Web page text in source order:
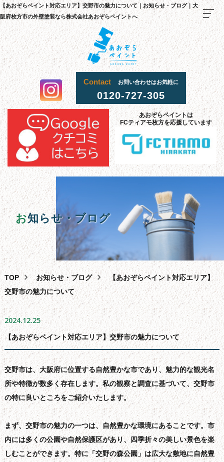
【あおぞらペイント対応エリア】交野市の魅力について｜お知らせ・ブログ｜大
阪府枚方市の外壁塗装なら株式会社あおぞらペイントへ
Contact お問い合わせはお気軽に
0120-727-305
あおぞらペイントは
FCティアモ枚方を応援しています
お知らせ・ブログ
TOP お知らせ・ブログ
【あおぞらペイント対応エリア】
交野市の魅力について
TOP
料金・施 までの
当社 が選ばれる 理由
施工 事例
お客様
採用情報
外壁塗装
屋根塗装・葺き替え・カバー工法
雨漏り・バルコニー・ベランダ防水工事
その他サービス
助成金 相談
スタッフ 紹 介
よくある質問
会社概要
問合せフォーム
サイトマップ
お知らせ・ブログ
2024.12.25
【あおぞらペイント対応エリア】交野市の魅力について
交野市は、大阪府に位置する自然豊かな市であり、魅力的な観光名
所や特徴が数多く存在します。私の観察と調査に基づいて、交野市
の特に良いところをご紹介いたします。
まず、交野市の魅力の一つは、自然豊かな環境にあることです。市
内には多くの公園や自然保護区があり、四季折々の美しい景色を楽
しむことができます。特に「交野の森公園」は広大な敷地に自然豊